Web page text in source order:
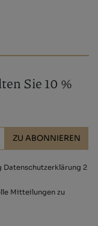
Sie 10 %
ZU ABONNIEREN
Datenschutzerklärung 2
Mitteilungen zu